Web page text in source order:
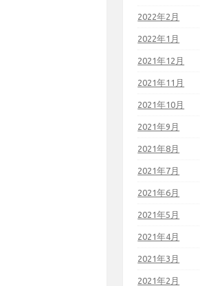
2022年2月
2022年1月
2021年12月
2021年11月
2021年10月
2021年9月
2021年8月
2021年7月
2021年6月
2021年5月
2021年4月
2021年3月
2021年2月